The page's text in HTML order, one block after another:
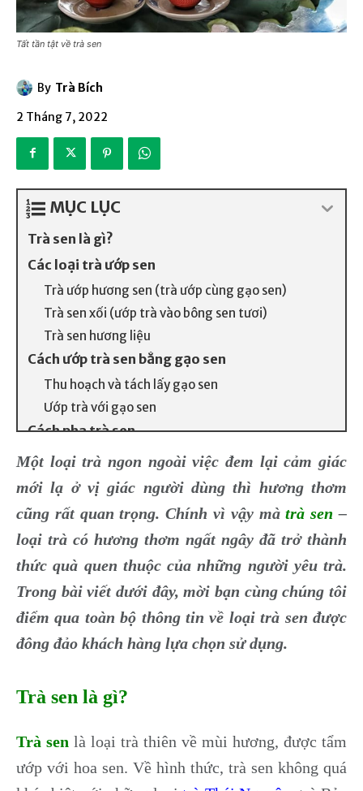
Tất tần tật về trà sen
By Trà Bích
2 Tháng 7, 2022
MỤC LỤC
Trà sen là gì?
Các loại trà ướp sen
Trà ướp hương sen (trà ướp cùng gạo sen)
Trà sen xổi (ướp trà vào bông sen tươi)
Trà sen hương liệu
Cách ướp trà sen bằng gạo sen
Thu hoạch và tách lấy gạo sen
Ướp trà với gạo sen
Cách pha trà sen
Cách pha trà ướp hoa sen truyền thống
Cách pha trà sen với các thực phẩm khác tốt cho
sức khỏe
Cách bảo quản trà ướp hoa sen
Một loại trà ngon ngoài việc đem lại cảm giác
mới lạ ở vị giác người dùng thì hương thơm
cũng rất quan trọng. Chính vì vậy màtrà sen –
loại trà có hương thơm ngất ngây đã trở thành
thức quà quen thuộc của những người yêu trà.
Trong bài viết dưới đây, mời bạn cùng chúng tôi
điểm qua toàn bộ thông tin về loại trà sen được
đông đảo khách hàng lựa chọn sử dụng.
Trà sen là gì?
Trà sen là loại trà thiên về mùi hương, được tẩm
ướp với hoa sen. Về hình thức, trà sen không quá